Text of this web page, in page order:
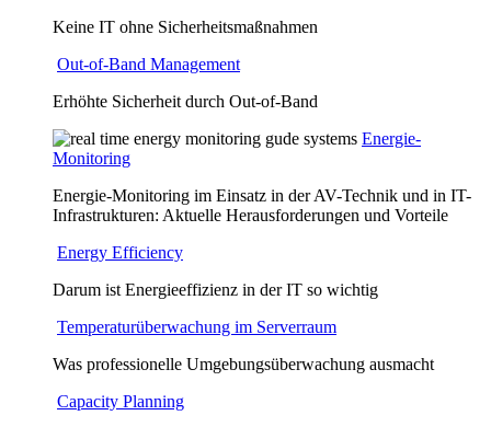
Keine IT ohne Sicherheitsmaßnahmen
Out-of-Band Management
Erhöhte Sicherheit durch Out-of-Band
Energie-
Monitoring
Energie-Monitoring im Einsatz in der AV-Technik und in IT-
Infrastrukturen: Aktuelle Herausforderungen und Vorteile
Energy Efficiency
Darum ist Energieeffizienz in der IT so wichtig
Temperaturüberwachung im Serverraum
Was professionelle Umgebungsüberwachung ausmacht
Capacity Planning